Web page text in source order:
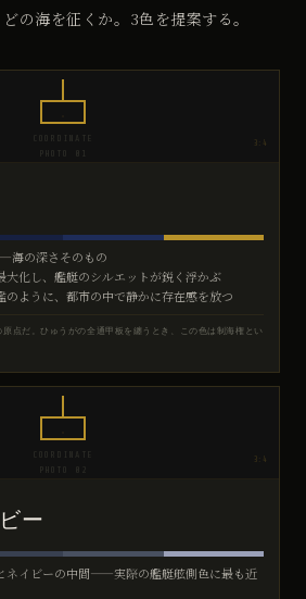
の海を征くか。3色を提案する。
3:4
海の深さそのもの
大化し、艦艇のシルエットが鋭く浮かぶ
のように、都市の中で静かに存在感を放つ
点だ。ひゅうがの全通甲板を纏うとき、この色は制海権とい
3:4
ー
ネイビーの中間——実際の艦艇舷側色に最も近